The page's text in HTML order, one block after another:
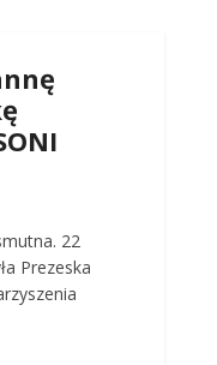
22
Prezeska